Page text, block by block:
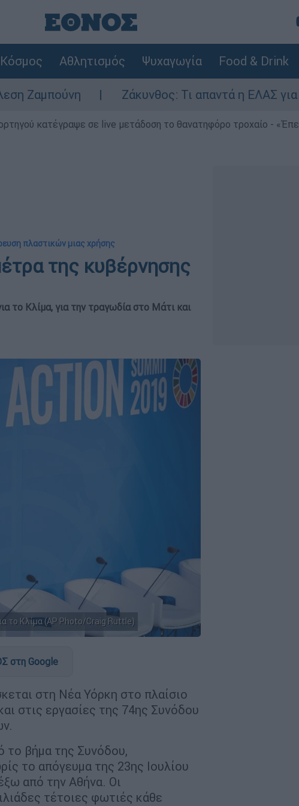
Κόσμος Αθλητισμός Ψυχαγωγία Food & Drink
Ζάκυνθος: Τι απαντά η ΕΛΑΣ για τους 8
κατέγραψε σε live μετάδοση το θανατηφόρο τροχαίο -
πλαστικών μιας χρήσης
της κυβέρνησης
το Κλίμα, για την τραγωδία στο Μάτι και
το Κλίμα (AP Photo/Craig Ruttle)
στη Google
στη Νέα Υόρκη στο πλαίσιο
στις εργασίες της 74ης Συνόδου
το βήμα της Συνόδου,
το απόγευμα της 23ης Ιουλίου
από την Αθήνα. Οι
τέτοιες φωτιές κάθε